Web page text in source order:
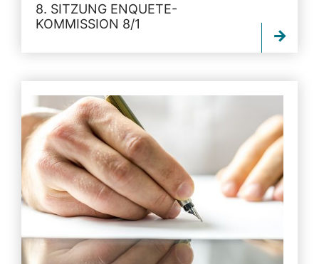
8. SITZUNG ENQUETE-
KOMMISSION 8/1